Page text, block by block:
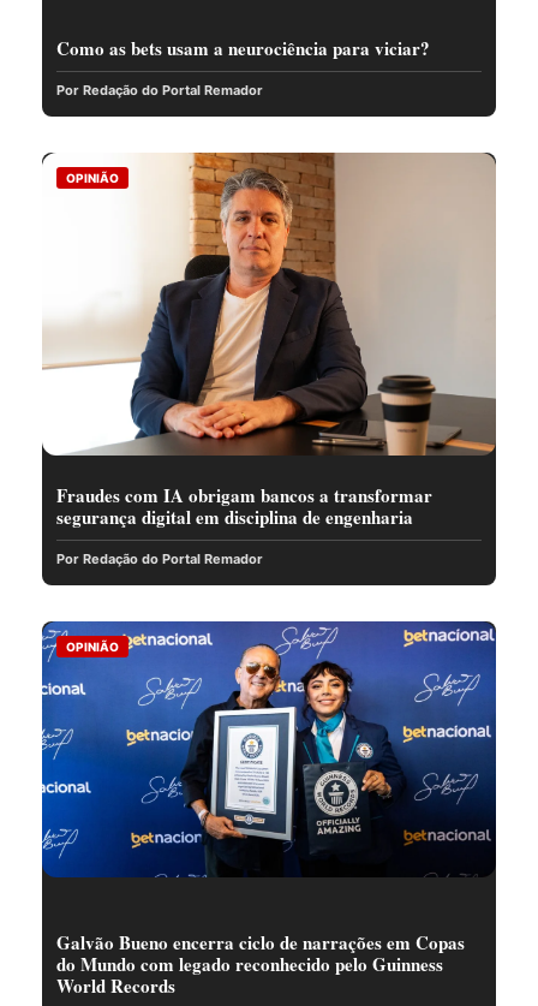
Como as bets usam a neurociência para viciar?
Por Redação do Portal Remador
OPINIÃO
Fraudes com IA obrigam bancos a transformar
segurança digital em disciplina de engenharia
Por Redação do Portal Remador
OPINIÃO
Galvão Bueno encerra ciclo de narrações em Copas
do Mundo com legado reconhecido pelo Guinness
World Records